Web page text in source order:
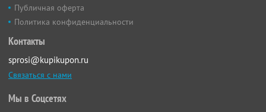
Публичная оферта
Политика конфиденциальности
Контакты
sprosi@kupikupon.ru
Связаться с нами
Мы в Соцсетях